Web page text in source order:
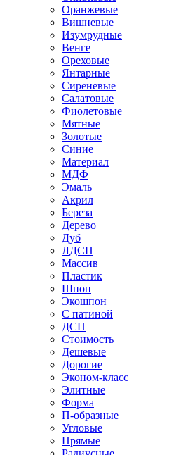
Оранжевые
Вишневые
Изумрудные
Венге
Ореховые
Янтарные
Сиреневые
Салатовые
Фиолетовые
Мятные
Золотые
Синие
Материал
МДФ
Эмаль
Акрил
Береза
Дерево
Дуб
ЛДСП
Массив
Пластик
Шпон
Экошпон
С патиной
ДСП
Стоимость
Дешевые
Дорогие
Эконом-класс
Элитные
Форма
П-образные
Угловые
Прямые